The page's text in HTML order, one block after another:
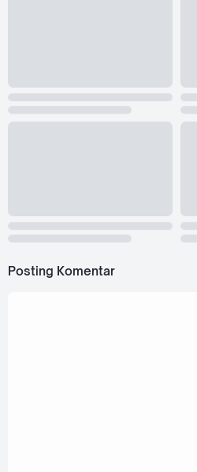
Posting Komentar